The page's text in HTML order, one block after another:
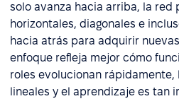
solo avanza hacia arriba, la red
horizontales, diagonales e
hacia atrás para adquirir
enfoque refleja mejor cómo
roles evolucionan
lineales y el aprendizaje es tan